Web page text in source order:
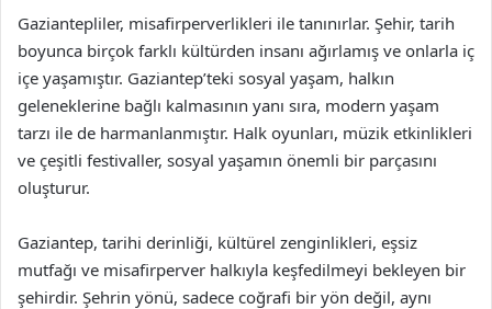
Gaziantepliler, misafirperverlikleri ile tanınırlar. Şehir, tarih
boyunca birçok farklı kültürden insanı ağırlamış ve onlarla iç
içe yaşamıştır. Gaziantep’teki sosyal yaşam, halkın
geleneklerine bağlı kalmasının yanı sıra, modern yaşam
tarzı ile de harmanlanmıştır. Halk oyunları, müzik etkinlikleri
ve çeşitli festivaller, sosyal yaşamın önemli bir parçasını
oluşturur.
Gaziantep, tarihi derinliği, kültürel zenginlikleri, eşsiz
mutfağı ve misafirperver halkıyla keşfedilmeyi bekleyen bir
şehirdir. Şehrin yönü, sadece coğrafi bir yön değil, aynı